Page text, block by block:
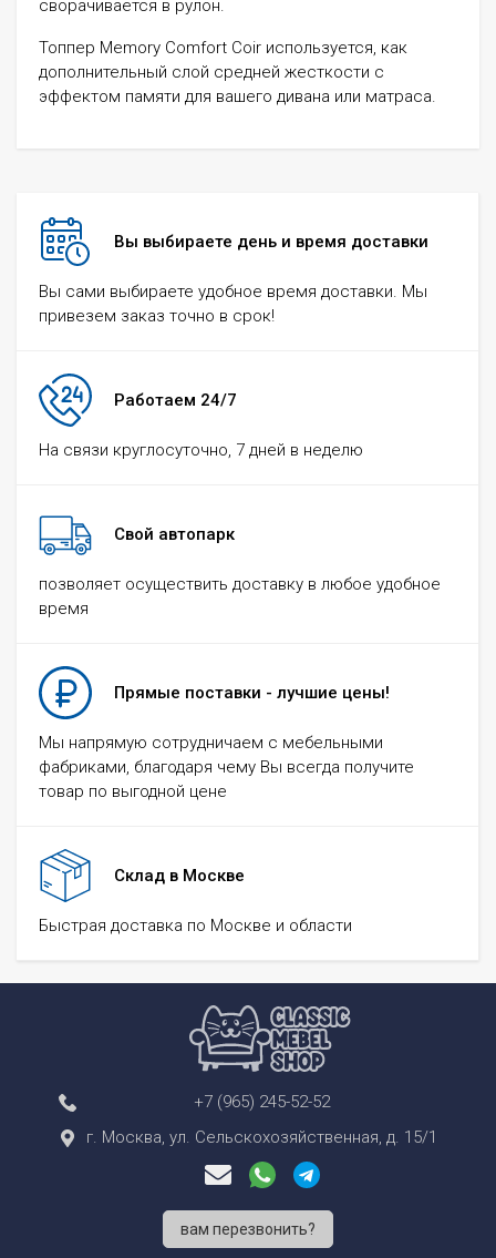
Вы выбираете день и время доставки
Вы сами выбираете удобное время доставки. Мы
привезем заказ точно в срок!
Работаем 24/7
На связи круглосуточно, 7 дней в неделю
Свой автопарк
позволяет осуществить доставку в любое удобное
время
Прямые поставки - лучшие цены!
Мы напрямую сотрудничаем с мебельными
фабриками, благодаря чему Вы всегда получите
товар по выгодной цене
Склад в Москве
Быстрая доставка по Москве и области
сворачивается в рулон.
Топпер Memory Comfort Coir используется, как
дополнительный слой средней жесткости c
эффектом памяти для вашего дивана или матраса.
+7 (965) 245-52-52
г. Москва, ул. Сельскохозяйственная, д. 15/1
вам перезвонить?